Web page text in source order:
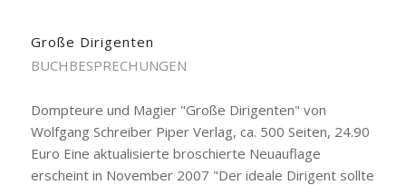
Große Dirigenten
BUCHBESPRECHUNGEN
Dompteure und Magier "Große Dirigenten" von
Wolfgang Schreiber Piper Verlag, ca. 500 Seiten, 24.90
Euro Eine aktualisierte broschierte Neuauflage
erscheint in November 2007 "Der ideale Dirigent sollte